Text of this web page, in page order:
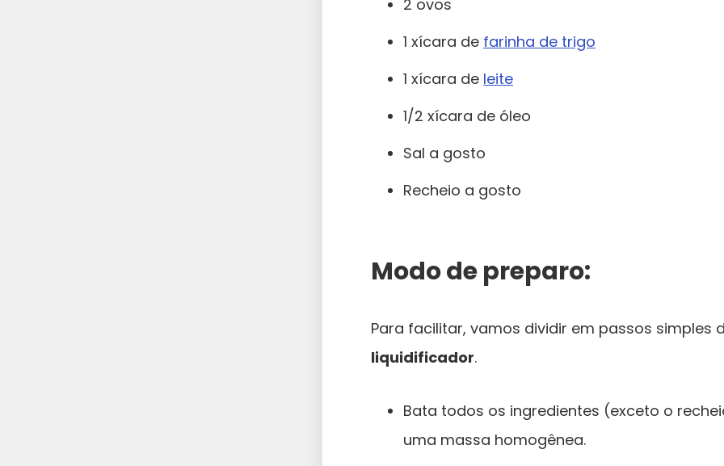
2 ovos
1 xícara de farinha de trigo
1 xícara de leite
1/2 xícara de óleo
Sal a gosto
Recheio a gosto
Modo de preparo:
Para facilitar, vamos dividir em passos simples
liquidificador.
Bata todos os ingredientes (exceto o
uma massa homogênea.